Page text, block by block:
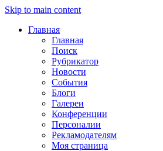
Skip to main content
Главная
Главная
Поиск
Рубрикатор
Новости
События
Блоги
Галереи
Конференции
Персоналии
Рекламодателям
Моя страница